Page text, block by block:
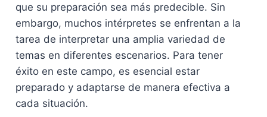
que su preparación sea más predecible. Sin
embargo, muchos intérpretes se enfrentan a la
tarea de interpretar una amplia variedad de
temas en diferentes escenarios. Para tener
éxito en este campo, es esencial estar
preparado y adaptarse de manera efectiva a
cada situación.